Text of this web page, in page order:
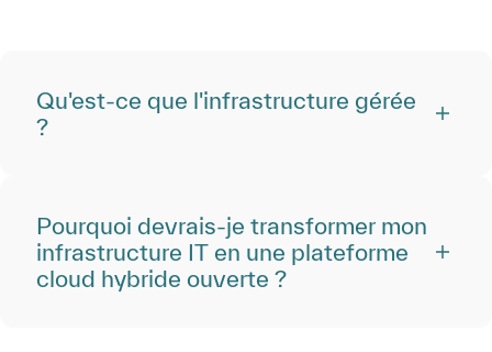
Qu'est-ce que l'infrastructure gérée
?
Pourquoi devrais-je transformer mon
infrastructure IT en une plateforme
cloud hybride ouverte ?